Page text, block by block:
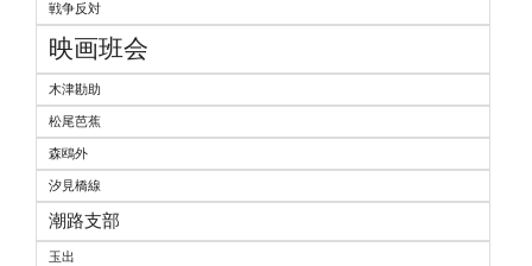
戦争反対
映画班会
木津勘助
松尾芭蕉
森鴎外
汐見橋線
潮路支部
玉出